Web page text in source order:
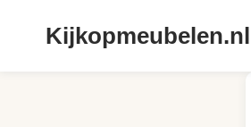
Kijkopmeubelen.nl